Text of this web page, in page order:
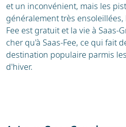
et un inconvénient, mais les
généralement très ensoleillées,
Fee est gratuit et la vie à Saas-
cher qu'à Saas-Fee, ce qui fait
destination populaire parmis
d'hiver.